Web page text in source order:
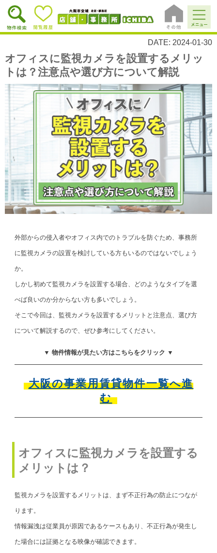
DATE: 2024-01-30
オフィスに監視カメラを設置するメリッ
トは？注意点や選び方について解説
外部からの侵入者やオフィス内でのトラブルを防ぐため、事務所
に監視カメラの設置を検討している方もいるのではないでしょう
か。
しかし初めて監視カメラを設置する場合、どのようなタイプを選
べば良いのか分からない方も多いでしょう。
そこで今回は、監視カメラを設置するメリットと注意点、選び方
について解説するので、ぜひ参考にしてください。
▼ 物件情報が見たい方はこちらをクリック ▼
大阪の事業用賃貸物件一覧へ進
む
オフィスに監視カメラを設置する
メリットは？
監視カメラを設置するメリットは、まず不正行為の防止につなが
ります。
情報漏洩は従業員が原因であるケースもあり、不正行為が発生し
た場合には証拠となる映像が確認できます。